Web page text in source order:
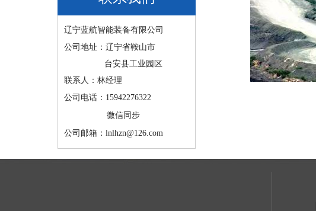
辽宁蓝航智能装备有限公司
公司地址：辽宁省鞍山市
台安县工业园区
联系人：林经理
公司电话：15942276322
微信同步
公司邮箱：lnlhzn@126.com